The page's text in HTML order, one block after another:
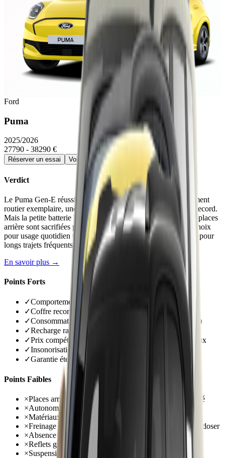
Ford
Puma
2025/2026
27790 - 38290 €
Réserver un essai Voir la fiche détaillée →
Verdict
Le Puma Gen-E réussit son électrification avec un comportement
routier exemplaire, une consommation maîtrisée et un coffre record.
Mais la petite batterie limite la polyvalence autoroutière et les places
arrière sont sacrifiées par le plancher surélevé. Un excellent choix
pour usage quotidien urbain et périurbain, moins convaincant pour
longs trajets fréquents.
En savoir plus →
Points Forts
✓Comportement routier de référence dans le segment
✓Coffre record de 523 litres avec Gigabox lavable
✓Consommation réellement basse (14-15 kWh/100 km)
✓Recharge rapide efficace (21-23 min de 10 à 80%)
✓Prix compétitif dès 33 990 € avec équipement généreux
✓Insonorisation remarquable, bruits d'air maîtrisés
✓Garantie étendue à 5 ans ou 100 000 km
Points Faibles
×Places arrière très inhospitalières avec plancher surélevé
×Autonomie limitée à 290-304 km réels usage mixte
×Matériaux intérieurs décevants avec plastiques durs
×Freinage régénératif peu progressif et pédale difficile à doser
×Absence de pompe à chaleur même en option
×Reflets gênants sur écrans et menus peu intuitifs
×Suspensions fermes en ville avec jantes 18 pouces